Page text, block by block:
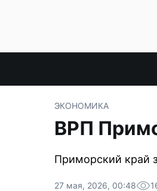
ЭКОНОМИКА
ВРП
Приморский край
27 мая, 2026, 00:48